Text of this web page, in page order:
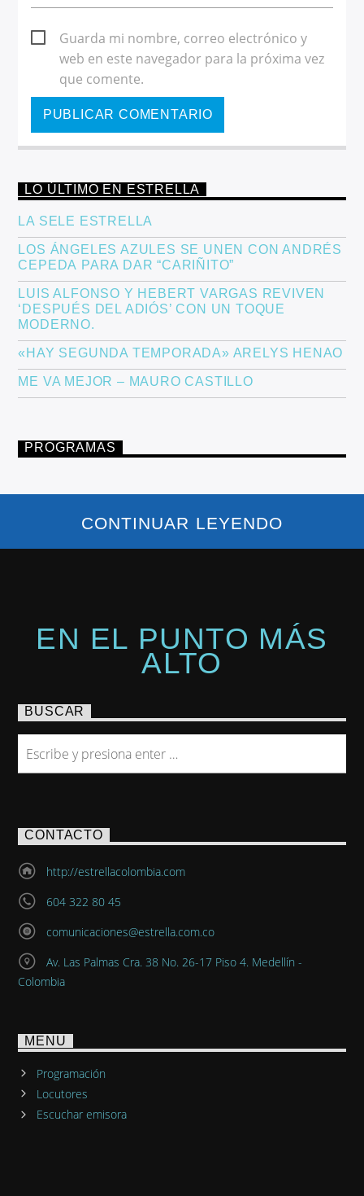
Guarda mi nombre, correo electrónico y
web en este navegador para la próxima vez
que comente.
LO ÚLTIMO EN ESTRELLA
LA SELE ESTRELLA
LOS ÁNGELES AZULES SE UNEN CON ANDRÉS
CEPEDA PARA DAR “CARIÑITO”
LUIS ALFONSO Y HEBERT VARGAS REVIVEN
‘DESPUÉS DEL ADIÓS’ CON UN TOQUE
MODERNO.
«HAY SEGUNDA TEMPORADA» ARELYS HENAO
ME VA MEJOR – MAURO CASTILLO
PROGRAMAS
CONTINUAR LEYENDO
EN EL PUNTO MÁS
ALTO
BUSCAR
CONTACTO
http://estrellacolombia.com
604 322 80 45
comunicaciones@estrella.com.co
Av. Las Palmas Cra. 38 No. 26-17 Piso 4. Medellín -
Colombia
MENU
Programación
Locutores
Escuchar emisora